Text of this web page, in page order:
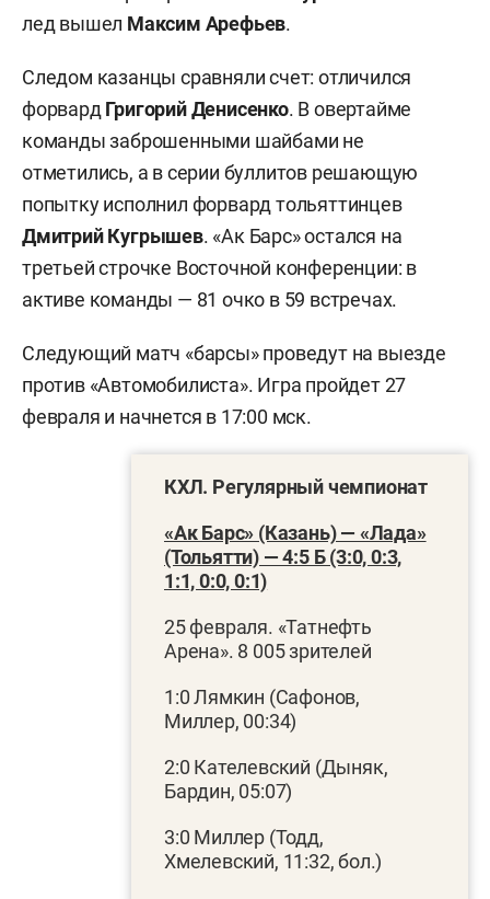
лед вышел Максим Арефьев.
Следом казанцы сравняли счет: отличился
форвард Григорий Денисенко. В овертайме
команды заброшенными шайбами не
отметились, а в серии буллитов решающую
попытку исполнил форвард тольяттинцев
Дмитрий Кугрышев. «Ак Барс» остался на
третьей строчке Восточной конференции: в
активе команды — 81 очко в 59 встречах.
Следующий матч «барсы» проведут на выезде
против «Автомобилиста». Игра пройдет 27
февраля и начнется в 17:00 мск.
КХЛ. Регулярный чемпионат
«Ак Барс» (Казань) — «Лада»
(Тольятти) — 4:5 Б (3:0, 0:3,
1:1, 0:0, 0:1)
25 февраля. «Татнефть
Арена». 8 005 зрителей
1:0 Лямкин (Сафонов,
Миллер, 00:34)
2:0 Кателевский (Дыняк,
Бардин, 05:07)
3:0 Миллер (Тодд,
Хмелевский, 11:32, бол.)